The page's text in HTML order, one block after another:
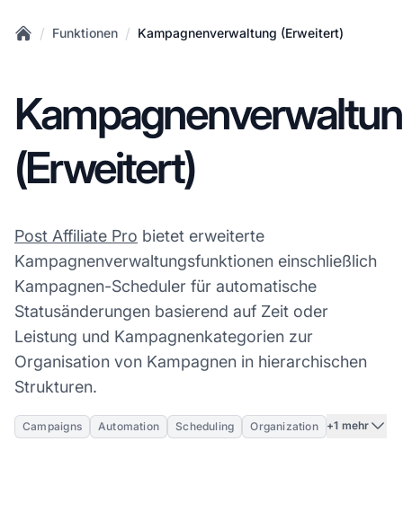
/ Funktionen / Kampagnenverwaltung (Erweitert)
(Erweitert)
Post Affiliate Pro bietet erweiterte
Kampagnenverwaltungsfunktionen einschließlich
Kampagnen-Scheduler für automatische
Statusänderungen basierend auf Zeit oder
Leistung und Kampagnenkategorien zur
Organisation von Kampagnen in hierarchischen
Strukturen.
Campaigns Automation Scheduling Organization +1 mehr